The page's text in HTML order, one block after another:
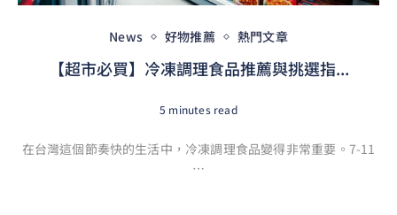
News 好物推薦 熱門文章
【超市必買】冷凍調理食品推薦與挑選指...
5 minutes read
在台灣這個節奏快的生活中，冷凍調理食品變得非常重要。7-11
…